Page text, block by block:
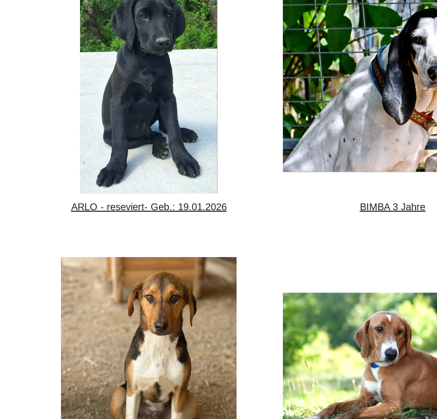
ARLO - reseviert- Geb.: 19.01.2026 BIMBA 3 Jahre